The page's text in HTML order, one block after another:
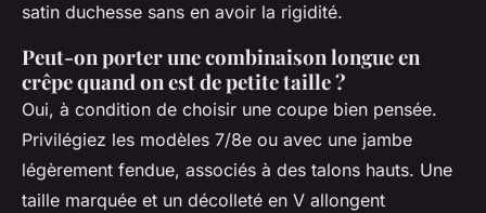
satin duchesse sans en avoir la rigidité.
Peut-on porter une combinaison longue en
crêpe quand on est de petite taille ?
Oui, à condition de choisir une coupe bien pensée.
Privilégiez les modèles 7/8e ou avec une jambe
légèrement fendue, associés à des talons hauts. Une
taille marquée et un décolleté en V allongent